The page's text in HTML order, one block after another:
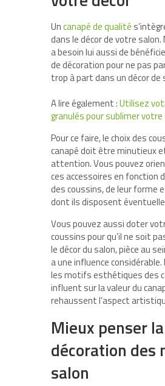
Uncanapé de qualité
dans le décor de votre salon.
a besoin lui aussi de
de décoration pour ne pas
trop à part dans un décor de
A lire également :Utilisez
granulés pour sublimer votre
Pour ce faire, le choix des
canapé doit être minutieux
attention. Vous pouvez
ces accessoires en fonction
des coussins, de leur forme
dont ils disposent
Vous pouvez aussi doter
coussins pour qu’il ne soit
le décor du salon, pièce au
a une influence
les motifs esthétiques des
influent sur la valeur du
rehaussent l’aspect
Mieux penser la
décoration des
salon